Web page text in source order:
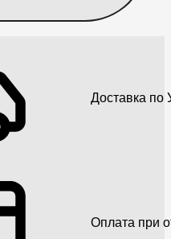
Доставка по
Оплата при